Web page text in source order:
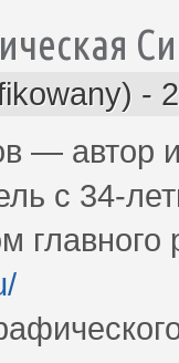
-
— автор
с 34-